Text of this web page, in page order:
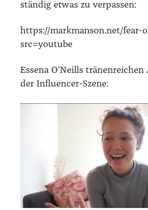
stän­dig etwas zu ver­pas­sen:
https://markmanson.net/fear-
src=youtube
Esse­na O’Neills trä­nen­rei­chen
der Influen­cer-Sze­ne: